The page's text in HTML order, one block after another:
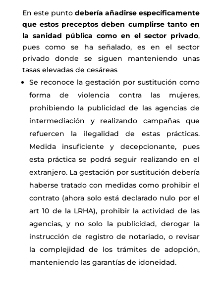
En este puntodebería añadirse específicamente
que estos preceptos deben cumplirse tanto en
la sanidad pública como en el sector privado,
pues como se ha señalado, es en el sector
privado donde se siguen manteniendo unas
tasas elevadas de cesáreas
Se reconoce la gestación por sustitución como
forma de violencia contra las mujeres,
prohibiendo la publicidad de las agencias de
intermediación y realizando campañas que
refuercen la ilegalidad de estas prácticas.
Medida insuficiente y decepcionante, pues
esta práctica se podrá seguir realizando en el
extranjero. La gestación por sustitución debería
haberse tratado con medidas como prohibir el
contrato (ahora solo está declarado nulo por el
art 10 de la LRHA), prohibir la actividad de las
agencias, y no solo la publicidad, derogar la
instrucción de registro de notariado, o revisar
la complejidad de los trámites de adopción,
manteniendo las garantías de idoneidad.